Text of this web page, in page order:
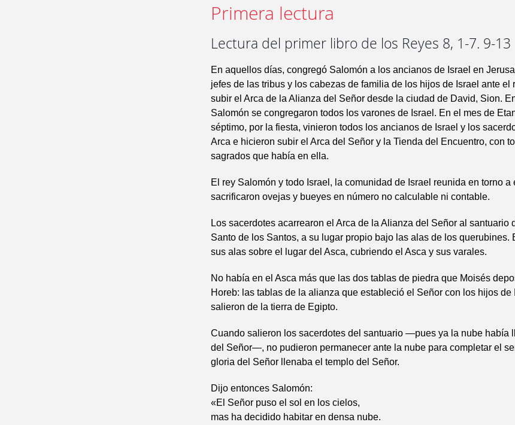
Primera lectura
Lectura del primer libro de los Reyes 8, 1-7. 9-13
En aquellos días, congregó Salomón a los ancianos de Israel en
jefes de las tribus y los cabezas de familia de los hijos de Israel ante
subir el Arca de la Alianza del Señor desde la ciudad de David, Sion.
Salomón se congregaron todos los varones de Israel. En el mes de
séptimo, por la fiesta, vinieron todos los ancianos de Israel y los
Arca e hicieron subir el Arca del Señor y la Tienda del Encuentro, con
sagrados que había en ella.
El rey Salomón y todo Israel, la comunidad de Israel reunida en torno a
sacrificaron ovejas y bueyes en número no calculable ni contable.
Los sacerdotes acarrearon el Arca de la Alianza del Señor al santuario
Santo de los Santos, a su lugar propio bajo las alas de los querubines.
sus alas sobre el lugar del Asca, cubriendo el Asca y sus varales.
No había en el Asca más que las dos tablas de piedra que Moisés
Horeb: las tablas de la alianza que estableció el Señor con los hijos de
salieron de la tierra de Egipto.
Cuando salieron los sacerdotes del santuario —pues ya la nube había
del Señor—, no pudieron permanecer ante la nube para completar el
gloria del Señor llenaba el templo del Señor.
Dijo entonces Salomón:
«El Señor puso el sol en los cielos,
mas ha decidido habitar en densa nube.